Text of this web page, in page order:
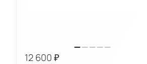
12 600 ₽